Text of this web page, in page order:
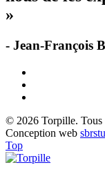
»
- Jean-François
© 2026 Torpille. Tous
Conception web
Top